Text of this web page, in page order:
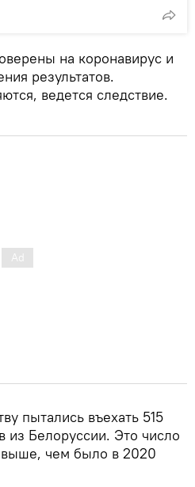
на коронавирус и
результатов.
ведется следствие.
пытались въехать 515
из Белоруссии. Это число
чем было в 2020